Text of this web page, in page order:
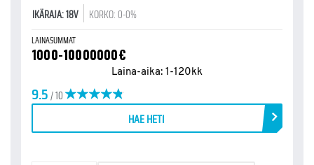
IKÄRAJA: 18V KORKO: 0-0%
LAINASUMMAT
1000-10000000€
Laina-aika: 1-120kk
9.5/ 10
HAE HETI